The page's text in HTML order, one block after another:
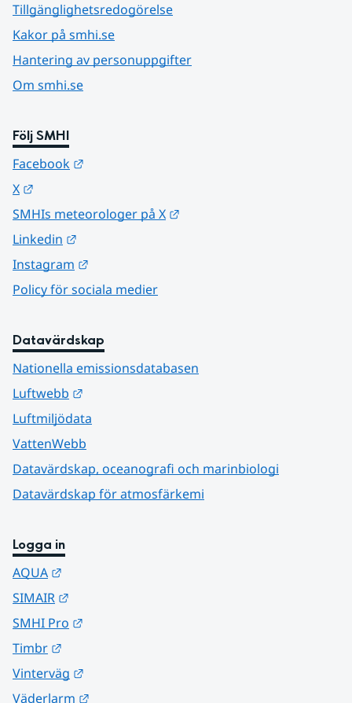
Tillgänglighetsredogörelse
Kakor på smhi.se
Hantering av personuppgifter
Om smhi.se
Följ SMHI
Facebook
X
SMHIs meteorologer på X
Linkedin
Instagram
Policy för sociala medier
Datavärdskap
Nationella emissionsdatabasen
Luftwebb
Luftmiljödata
VattenWebb
Datavärdskap, oceanografi och marinbiologi
Datavärdskap för atmosfärkemi
Logga in
AQUA
SIMAIR
SMHI Pro
Timbr
Vinterväg
Väderlarm